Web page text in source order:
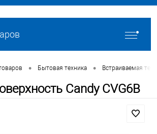
• Бытовая техника • Встраиваемая
Candy CVG6B